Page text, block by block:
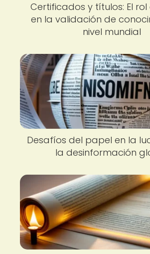
Certificados y títulos: El
en la validación de
nivel mundial
Desafíos del papel en la
la desinformación